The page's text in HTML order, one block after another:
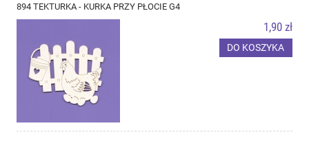
894 TEKTURKA - KURKA PRZY PŁOCIE G4
1,90 zł
DO KOSZYKA